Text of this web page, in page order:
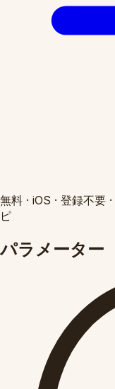
無料 · iOS · 登録不要 ·
ピ
パラメーター